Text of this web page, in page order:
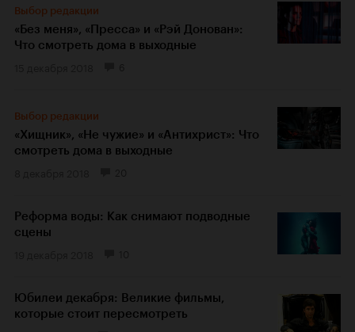
Выбор редакции
«Без меня», «Пресса» и «Рэй Донован»:
Что смотреть дома в выходные
Выбор редакции
«Хищник», «Не чужие» и «Антихрист»: Что
смотреть дома в выходные
Реформа воды: Как снимают подводные
сцены
Юбилеи декабря: Великие фильмы,
которые стоит пересмотреть